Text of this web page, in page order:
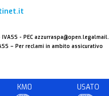
KM0 USATO
IVASS - PEC
– Per reclami in ambito assicurativo